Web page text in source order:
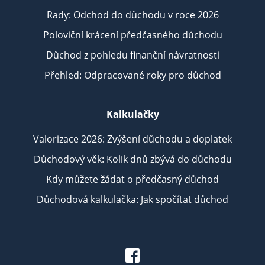
Rady: Odchod do důchodu v roce 2026
Poloviční krácení předčasného důchodu
Důchod z pohledu finanční návratnosti
Přehled: Odpracované roky pro důchod
Kalkulačky
Valorizace 2026: Zvýšení důchodu a doplatek
Důchodový věk: Kolik dnů zbývá do důchodu
Kdy můžete žádat o předčasný důchod
Důchodová kalkulačka: Jak spočítat důchod